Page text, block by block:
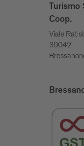
Turismo
Coop.
Viale
39042